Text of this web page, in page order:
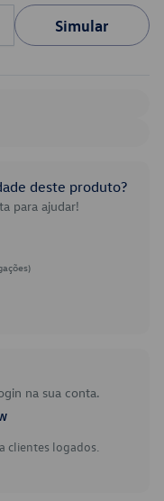
Simular
deste produto?
para ajudar!
na sua conta.
clientes logados.